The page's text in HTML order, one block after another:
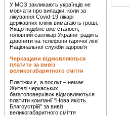
У МОЗ закликають українців не
мовчати про випадки, коли за
лікування Covid-19 лікарі
державних клінік вимагають гроші.
Якщо подібне вже сталося,
головний санлікар України радить
дзвонити на телефони гарячої лінії
Національної служби здоров'я
Черкащани відмовляються
платити за вивіз
великогабаритного сміття
Платіжки є, а послуг – немає.
Жителі черкаських
багатоповерхівок відмовляються
платити компанії "Нова якість.
Благоустрій" за вивіз
великогабаритного сміття